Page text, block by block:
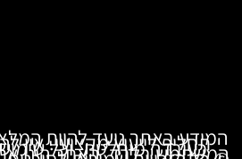
המידע באתר נועד להוות
תחליף לייעוץ מקצועי.
כעובדה מוחלטת, וכל שימוש
המשתמש בלבד. האתר הינו